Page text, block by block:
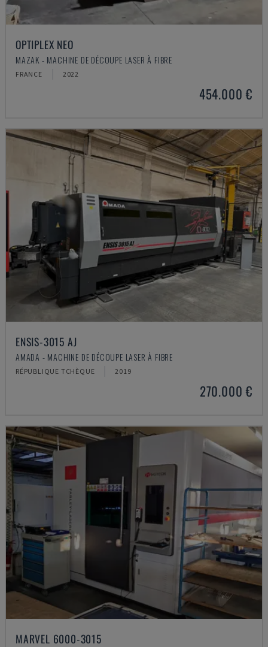
OPTIPLEX NEO
MAZAK - MACHINE DE DÉCOUPE LASER À FIBRE
FRANCE 2022
454.000 €
ENSIS-3015 AJ
AMADA - MACHINE DE DÉCOUPE LASER À FIBRE
RÉPUBLIQUE TCHÈQUE 2019
270.000 €
MARVEL 6000-3015